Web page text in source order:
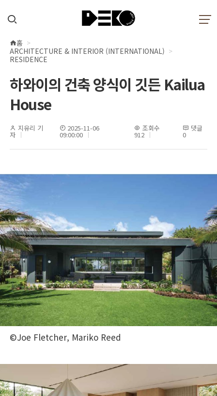
현
재
치
홈
ARCHITECTURE & INTERIOR (INTERNATIONAL)
RESIDENCE
하와이의 건축 양식이 깃든 Kailua
House
지유리 기
자
2025-11-06
09:00:00
조회수
912
댓글
0
©Joe Fletcher, Mariko Reed